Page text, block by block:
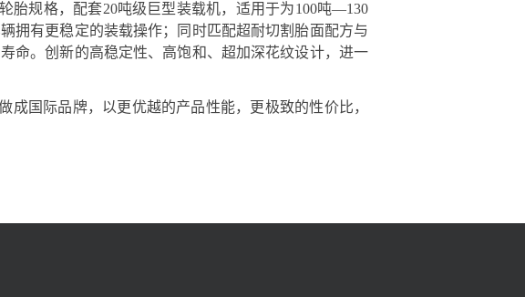
胎规格，配套20吨级巨型装载机，适用于为100吨—130
拥有更稳定的装载操作；同时匹配超耐切割胎面配方与
命。创新的高稳定性、高饱和、超加深花纹设计，进一
国际品牌，以更优越的产品性能，更极致的性价比，